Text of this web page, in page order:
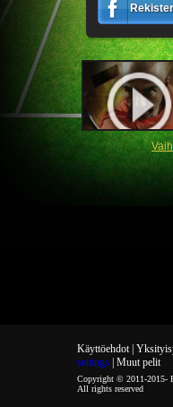
Käyttöehdot |
settings
| Muut pelit
Copyright © 2011-2015-
All rights reserved